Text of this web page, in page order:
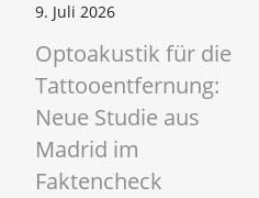
9. Juli 2026
Optoakustik für die
Tattooentfernung:
Neue Studie aus
Madrid im
Faktencheck